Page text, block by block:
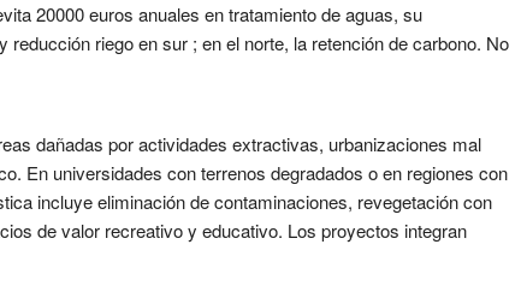
20000 euros anuales en tratamiento de aguas, su
riego en sur ; en el norte, la retención de carbono. No
dañadas por actividades extractivas, urbanizaciones mal
En universidades con terrenos degradados o en regiones con
incluye eliminación de contaminaciones, revegetación con
de valor recreativo y educativo. Los proyectos integran